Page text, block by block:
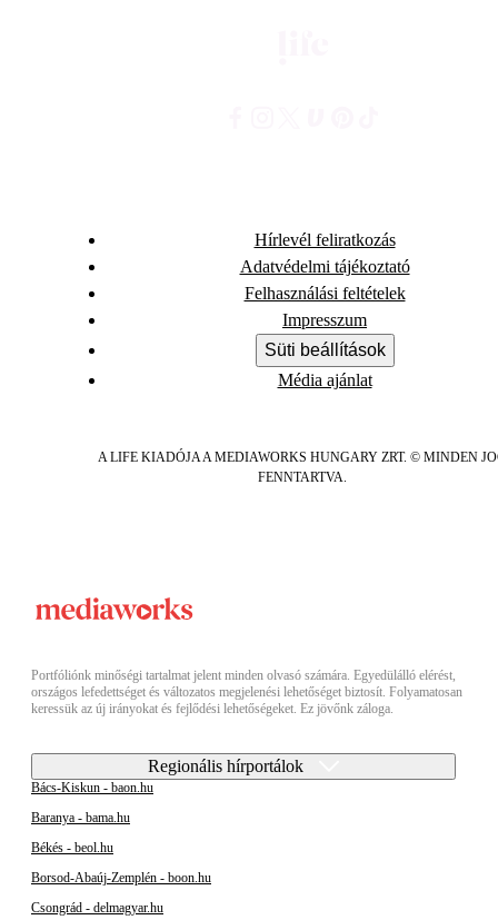
Hírlevél feliratkozás
Adatvédelmi tájékoztató
Felhasználási feltételek
Impresszum
Süti beállítások
Média ajánlat
A LIFE KIADÓJA A MEDIAWORKS HUNGARY ZRT. © MINDEN
FENNTARTVA.
Portfóliónk minőségi tartalmat jelent minden olvasó számára. Egyedülálló elérést,
országos lefedettséget és változatos megjelenési lehetőséget biztosít. Folyamatosan
keressük az új irányokat és fejlődési lehetőségeket. Ez jövőnk záloga.
Regionális hírportálok
Bács-Kiskun - baon.hu
Baranya - bama.hu
Békés - beol.hu
Borsod-Abaúj-Zemplén - boon.hu
Csongrád - delmagyar.hu